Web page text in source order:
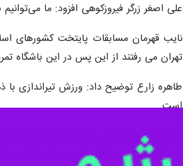
علی اصغر زرگر فیروزکوهی افزود: ما
نایب قهرمان مسابقات پایتخت کشورهای
تهران می رفتند از این پس در این باشگاه
طاهره زارع توضیح داد: ورزش تیراندازی
است.
یکی از بخش‌های این مراسم، تجلیل از
به مادر شهید ورزشکار «امیر حداد» ابلاغ و